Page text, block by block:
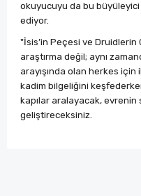
okuyucuyu da bu
ediyor.
"İsis’in Peçesi ve
araştırma değil; aynı
arayışında olan herkes
kadim bilgeliğini
kapılar aralayacak, evrenin
geliştireceksiniz.